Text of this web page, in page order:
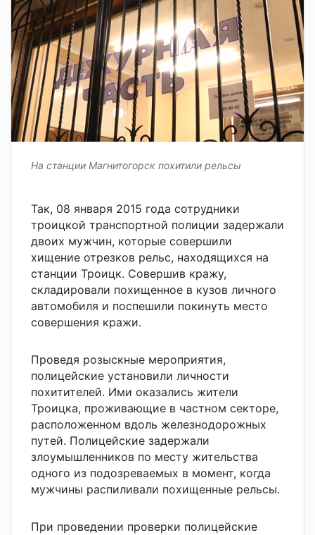
На станции Магнитогорск похитили рельсы
Так, 08 января 2015 года сотрудники
троицкой транспортной полиции задержали
двоих мужчин, которые совершили
хищение отрезков рельс, находящихся на
станции Троицк. Совершив кражу,
складировали похищенное в кузов личного
автомобиля и поспешили покинуть место
совершения кражи.
Проведя розыскные мероприятия,
полицейские установили личности
похитителей. Ими оказались жители
Троицка, проживающие в частном секторе,
расположенном вдоль железнодорожных
путей. Полицейские задержали
злоумышленников по месту жительства
одного из подозреваемых в момент, когда
мужчины распиливали похищенные рельсы.
При проведении проверки полицейские